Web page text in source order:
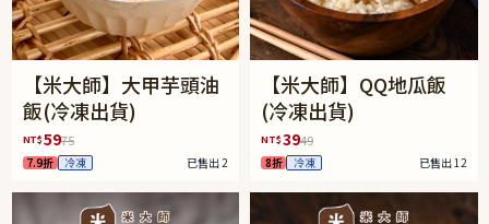
【米大師】大甲芋頭油
飯(冷凍出貨)
NT$5975
7.9折 冷凍 已售出 2
【米大師】QQ地瓜飯
(冷凍出貨)
NT$3949
8折 冷凍 已售出 12